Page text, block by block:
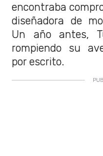
encontraba
diseñadora de
Un año antes,
rompiendo su
por escrito.